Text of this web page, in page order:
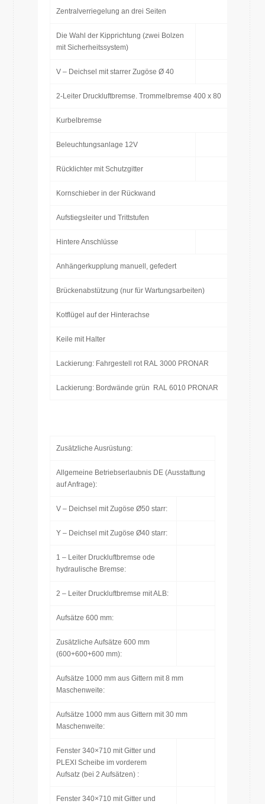
Zentralverriegelung an drei Seiten
Die Wahl der Kipprichtung (zwei Bolzen
mit Sicherheitssystem)
V – Deichsel mit starrer Zugöse Ø 40
2-Leiter Druckluftbremse. Trommelbremse 400 x 80
Kurbelbremse
Beleuchtungsanlage 12V
Rücklichter mit Schutzgitter
Kornschieber in der Rückwand
Aufstiegsleiter und Trittstufen
Hintere Anschlüsse
Anhängerkupplung manuell, gefedert
Brückenabstützung (nur für Wartungsarbeiten)
Kotflügel auf der Hinterachse
Keile mit Halter
Lackierung: Fahrgestell rot RAL 3000 PRONAR
Lackierung: Bordwände grün RAL 6010 PRONAR
Zusätzliche Ausrüstung:
Allgemeine Betriebserlaubnis DE (Ausstattung
auf Anfrage):
V – Deichsel mit Zugöse Ø50 starr:
Y – Deichsel mit Zugöse Ø40 starr:
1 – Leiter Druckluftbremse ode
hydraulische Bremse:
2 – Leiter Druckluftbremse mit ALB:
Aufsätze 600 mm:
Zusätzliche Aufsätze 600 mm
(600+600+600 mm):
Aufsätze 1000 mm aus Gittern mit 8 mm
Maschenweite:
Aufsätze 1000 mm aus Gittern mit 30 mm
Maschenweite:
Fenster 340×710 mit Gitter und
PLEXI Scheibe im vorderem
Aufsatz (bei 2 Aufsätzen) :
Fenster 340×710 mit Gitter und